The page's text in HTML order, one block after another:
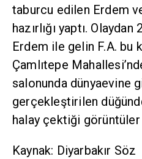
taburcu edilen Erdem
hazırlığı yaptı.
Erdem ile gelin F.A. bu
Çamlıtepe
salonunda dünyaevine
gerçekleştirilen
halay çektiği görüntüler
Kaynak: Diyarbakır Söz